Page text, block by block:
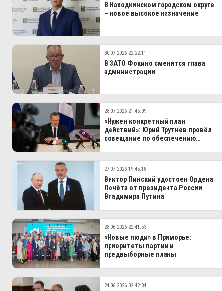
В Находкинском городском округе
– новое высокое назначение
30.07.2026 22:22:11
В ЗАТО Фокино сменится глава
администрации
28.07.2026 21:45:09
«Нужен конкретный план
действий»: Юрий Трутнев провёл
совещание по обеспечению
27.07.2026 19:45:18
Виктор Пинский удостоен Ордена
Почёта от президента России
Владимира Путина
28.06.2026 22:41:53
«Новые люди» в Приморье:
приоритеты партии и
предвыборные планы
24.06.2026 02:42:04